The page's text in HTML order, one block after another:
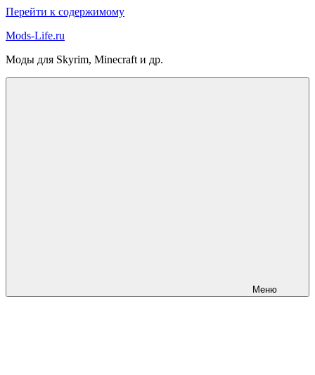
Перейти к содержимому
Mods-Life.ru
Моды для Skyrim, Minecraft и др.
Меню